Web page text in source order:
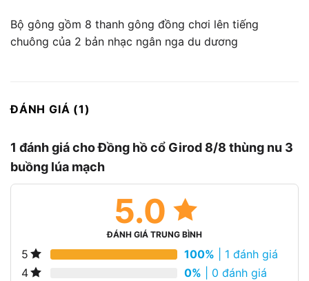
Bộ gông gồm 8 thanh gông đồng chơi lên tiếng
chuông của 2 bản nhạc ngân nga du dương
ĐÁNH GIÁ (1)
1 đánh giá choĐồng hồ cổ Girod 8/8 thùng nu 3
buồng lúa mạch
5.0
ĐÁNH GIÁ TRUNG BÌNH
5 100% | 1 đánh giá
4
0% | 0 đánh giá